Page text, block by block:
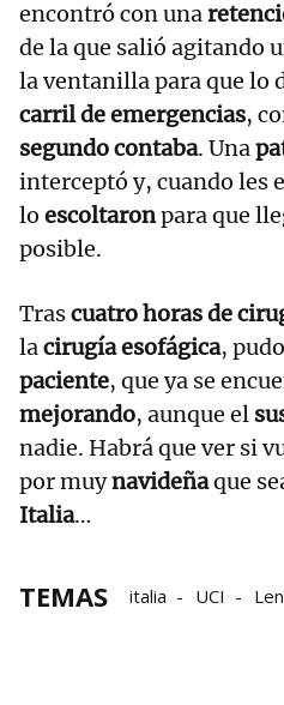
encontró con una
de la que salió agitando
la ventanilla para que lo
carril de emergencias,
segundo contaba. Una
interceptó y, cuando les
lo escoltaronpara que
posible.
Trascuatro horas de
lacirugía esofágica, pudo
paciente, que ya se
mejorando, aunque el
nadie. Habrá que ver si
por muynavideñaque
Italia…
TEMAS italia UCI